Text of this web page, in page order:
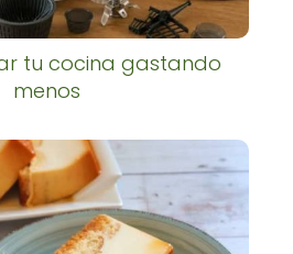
tu cocina gastando
menos